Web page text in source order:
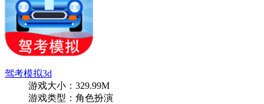
驾考模拟3d
游戏大小：329.99M
游戏类型：角色扮演